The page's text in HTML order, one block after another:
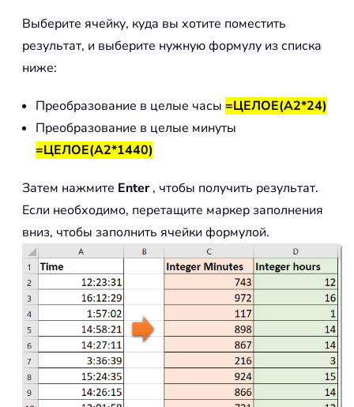
Выберите ячейку, куда вы хотите поместить
результат, и выберите нужную формулу из списка
ниже:
Преобразование в целые часы =ЦЕЛОЕ(A2*24)
Преобразование в целые минуты
=ЦЕЛОЕ(A2*1440)
Затем нажмите Enter, чтобы получить результат.
Если необходимо, перетащите маркер заполнения
вниз, чтобы заполнить ячейки формулой.